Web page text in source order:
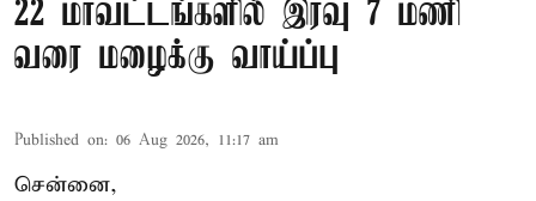
22 மாவட்டங்களில் இரவு 7 மணி
வரை மழைக்கு வாய்ப்பு
Published on: 06 Aug 2026, 11:17 am
சென்னை,